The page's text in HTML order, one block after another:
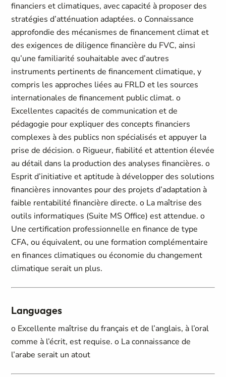
financiers et climatiques, avec capacité à proposer des
stratégies d’atténuation adaptées. o Connaissance
approfondie des mécanismes de financement climat et
des exigences de diligence financière du FVC, ainsi
qu’une familiarité souhaitable avec d’autres
instruments pertinents de financement climatique, y
compris les approches liées au FRLD et les sources
internationales de financement public climat. o
Excellentes capacités de communication et de
pédagogie pour expliquer des concepts financiers
complexes à des publics non spécialisés et appuyer la
prise de décision. o Rigueur, fiabilité et attention élevée
au détail dans la production des analyses financières. o
Esprit d’initiative et aptitude à développer des solutions
financières innovantes pour des projets d’adaptation à
faible rentabilité financière directe. o La maîtrise des
outils informatiques (Suite MS Office) est attendue. o
Une certification professionnelle en finance de type
CFA, ou équivalent, ou une formation complémentaire
en finances climatiques ou économie du changement
climatique serait un plus.
Languages
o Excellente maîtrise du français et de l’anglais, à l’oral
comme à l’écrit, est requise. o La connaissance de
l’arabe serait un atout